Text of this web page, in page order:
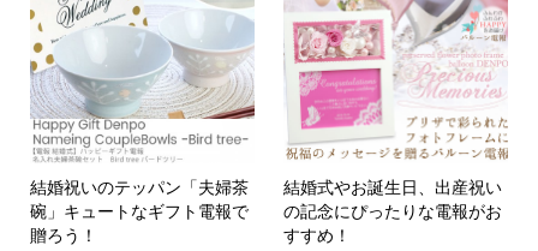
結婚祝いのテッパン「夫婦茶
碗」キュートなギフト電報で
贈ろう！
結婚式やお誕生日、出産祝い
の記念にぴったりな電報がお
すすめ！